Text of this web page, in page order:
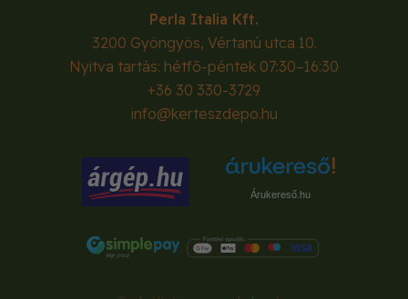
Perla Italia Kft.
3200 Gyöngyös, Vértanú utca 10.
Nyitva tartás: hétfő-péntek 07:30–16:30
+36 30 330-3729
info@kerteszdepo.hu
Árukereső.hu